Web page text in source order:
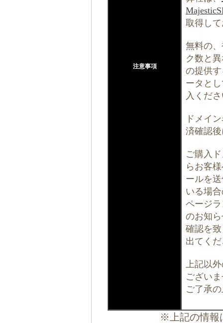
注意事項
取得し
無料の
ク数と
の提供
ータと
入くだ
ドメイ
済確認
ご購入
らお客
ールを
いる場
ページ
のお知
確認を
出てく
上記以
ござい
ご了承
※上記の情報